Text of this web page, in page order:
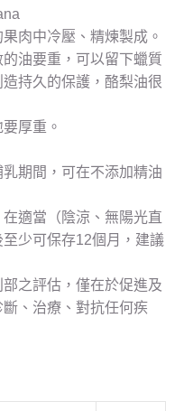
肉中冷壓、精煉製成。
油要重，可以留下蠟質
持久的保護，酪梨油很
厚重。
期間，可在不添加精油
適當（陰涼、無陽光直
少可保存12個月，建議
之評估，僅在於促進及
、治療、對抗任何疾